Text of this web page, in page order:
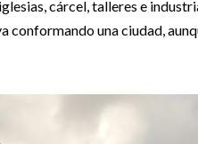
cárcel, talleres e
conformando una ciudad,